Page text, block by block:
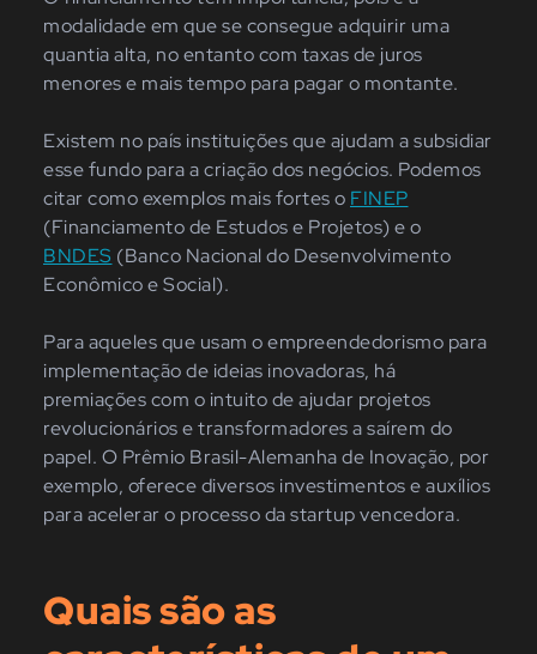
modalidade em que se consegue adquirir uma
quantia alta, no entanto com taxas de juros
menores e mais tempo para pagar o montante.
Existem no país instituições que ajudam a subsidiar
esse fundo para a criação dos negócios. Podemos
citar como exemplos mais fortes o FINEP
(Financiamento de Estudos e Projetos) e o
BNDES (Banco Nacional do Desenvolvimento
Econômico e Social).
Para aqueles que usam o empreendedorismo para
implementação de ideias inovadoras, há
premiações com o intuito de ajudar projetos
revolucionários e transformadores a saírem do
papel. O Prêmio Brasil-Alemanha de Inovação, por
exemplo, oferece diversos investimentos e auxílios
para acelerar o processo da startup vencedora.
Quais são as